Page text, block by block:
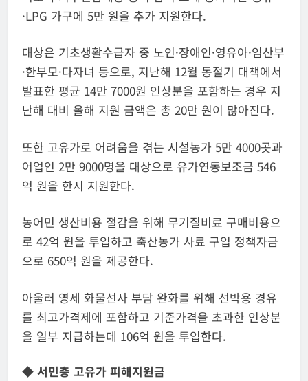
·LPG 가구에 5만 원을 추가 지원한다.
대상은 기초생활수급자 중 노인·장애인·영유아·임산부
·한부모·다자녀 등으로, 지난해 12월 동절기 대책에서
발표한 평균 14만 7000원 인상분을 포함하는 경우 지
난해 대비 올해 지원 금액은 총 20만 원이 많아진다.
또한 고유가로 어려움을 겪는 시설농가 5만 4000곳과
어업인 2만 9000명을 대상으로 유가연동보조금 546
억 원을 한시 지원한다.
농어민 생산비용 절감을 위해 무기질비료 구매비용으
로 42억 원을 투입하고 축산농가 사료 구입 정책자금
으로 650억 원을 제공한다.
아울러 영세 화물선사 부담 완화를 위해 선박용 경유
를 최고가격제에 포함하고 기준가격을 초과한 인상분
을 일부 지급하는데 106억 원을 투입한다.
◆ 서민층 고유가 피해지원금